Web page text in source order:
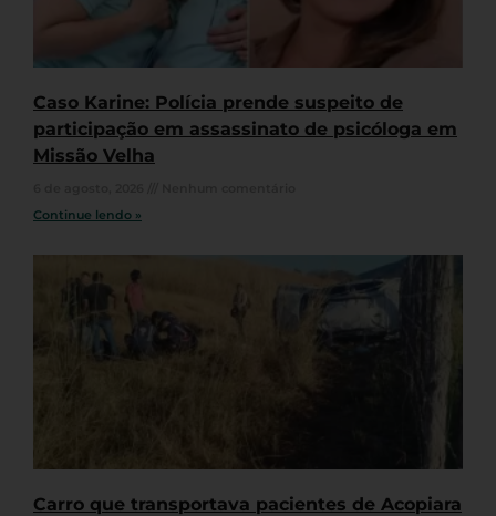
Caso Karine: Polícia prende suspeito de
participação em assassinato de psicóloga em
Missão Velha
Continue lendo »
Carro que transportava pacientes de Acopiara